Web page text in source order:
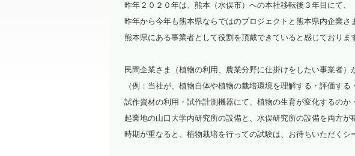
昨年２０２０年は、熊本（水俣市）への本社移転後３年目にて、
昨年から今年も熊本県ならではのプロジェクトと熊本県内企業さ
熊本県にある事業者として役割を頂戴できていると感じておりま
民間企業さま（植物の利用、農業分野に仕掛けをしたい事業者）
（例：当社が、植物自体や植物の栽培環境を理解する・評価する
試作資材の利用・試作計測機器にて、植物の生育が変化するの
起業地の山口大学内研究所の設備と、水俣研究所の設備を両方が
時期が重なると、植物栽培を行っての試験は、お待ちいただくシ